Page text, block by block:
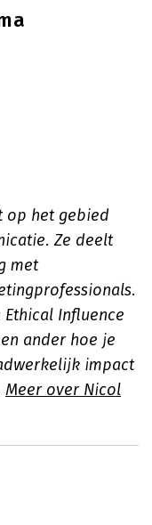
op het gebied
Ze deelt
met
Influence
ander hoe je
impact
Meer over Nicol